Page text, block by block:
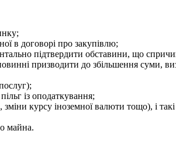
в договорі про закупівлю;
підтвердити обставини, що
призводити до збільшення суми,
із оподаткування;
курсу іноземної валюти тощо), і
майна.